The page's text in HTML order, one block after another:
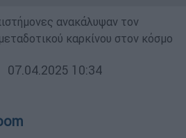
ανακάλυψαν τον
καρκίνου στον κόσμο
07.04.2025 10:34